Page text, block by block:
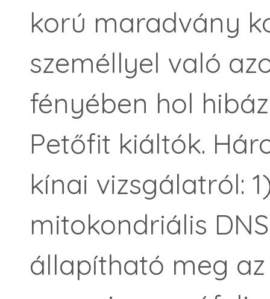
korú maradvány
személlyel való
fényében hol
Petőfit kiáltók.
kínai vizsgálatról:
mitokondriális
állapítható meg